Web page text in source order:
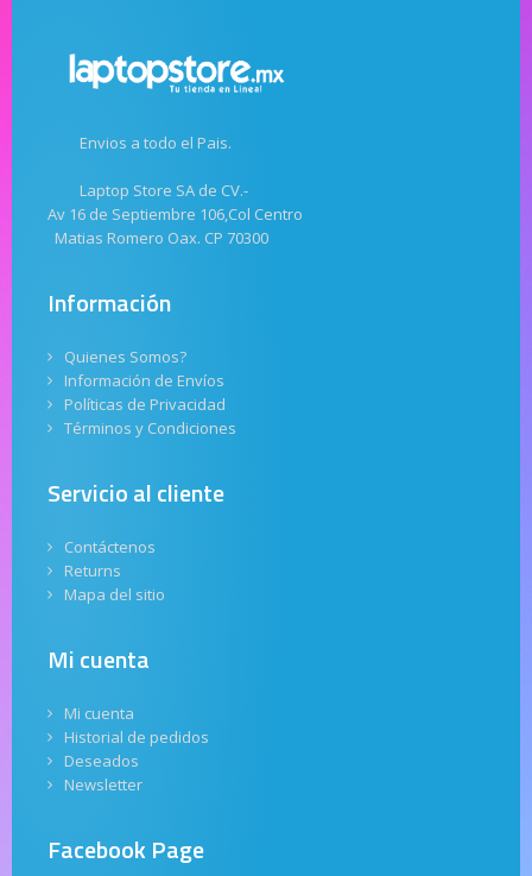
Envios a todo el Pais.
Laptop Store SA de CV.-
Av 16 de Septiembre 106,Col Centro
Matias Romero Oax. CP 70300
Información
Quienes Somos?
Información de Envíos
Políticas de Privacidad
Términos y Condiciones
Servicio al cliente
Contáctenos
Returns
Mapa del sitio
Mi cuenta
Mi cuenta
Historial de pedidos
Deseados
Newsletter
Facebook Page